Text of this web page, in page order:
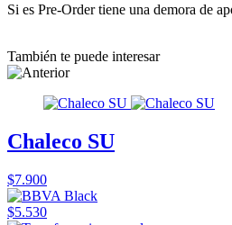
Si es Pre-Order tiene una demora de
También te puede interesar
Chaleco SU
$7.900
$5.530